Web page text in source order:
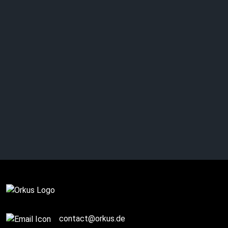
NUMAN – „Jagged“
contact@orkus.de